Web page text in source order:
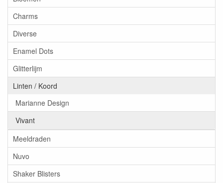
Charms
Diverse
Enamel Dots
Glitterlijm
Linten / Koord
Marianne Design
Vivant
Meeldraden
Nuvo
Shaker Blisters